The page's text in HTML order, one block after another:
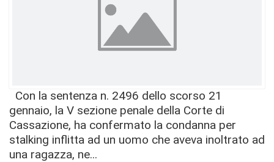
Con la sentenza n. 2496 dello scorso 21
gennaio, la V sezione penale della Corte di
Cassazione, ha confermato la condanna per
stalking inflitta ad un uomo che aveva inoltrato ad
una ragazza, ne...